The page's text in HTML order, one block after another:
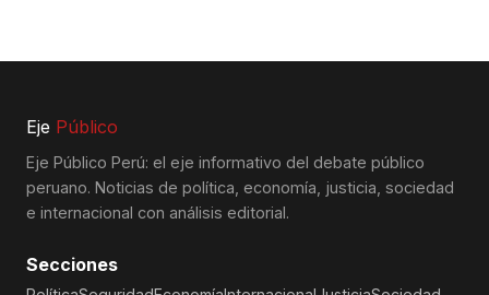
Eje Público
Eje Público Perú: el eje informativo del debate público
peruano. Noticias de política, economía, justicia, sociedad
e internacional con análisis editorial.
Secciones